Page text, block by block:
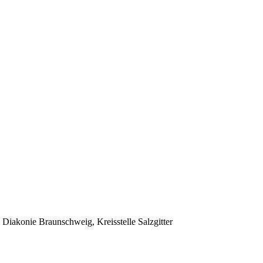
Braunschweig, Kreisstelle Salzgitter